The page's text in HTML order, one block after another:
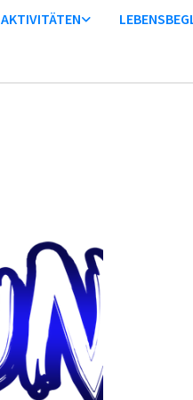
AKTIVITÄTEN